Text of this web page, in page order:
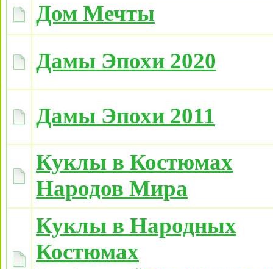
Дом Мечты
Дамы Эпохи 2020
Дамы Эпохи 2011
Куклы в Костюмах
Народов Мира
Куклы в Народных
Костюмах